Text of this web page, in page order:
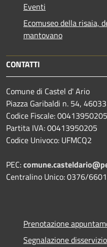
Eventi
Ecomuseo della risaia,
mantovano
CONTATTI
Comune di Castel d' Ario
Piazza Garibaldi n. 54,
Codice Fiscale: 00413950205
Partita IVA: 00413950205
Codice Univoco: UFMCQ2
PEC:
Centralino Unico: 0376/
Prenotazione
Segnalazione disservizio